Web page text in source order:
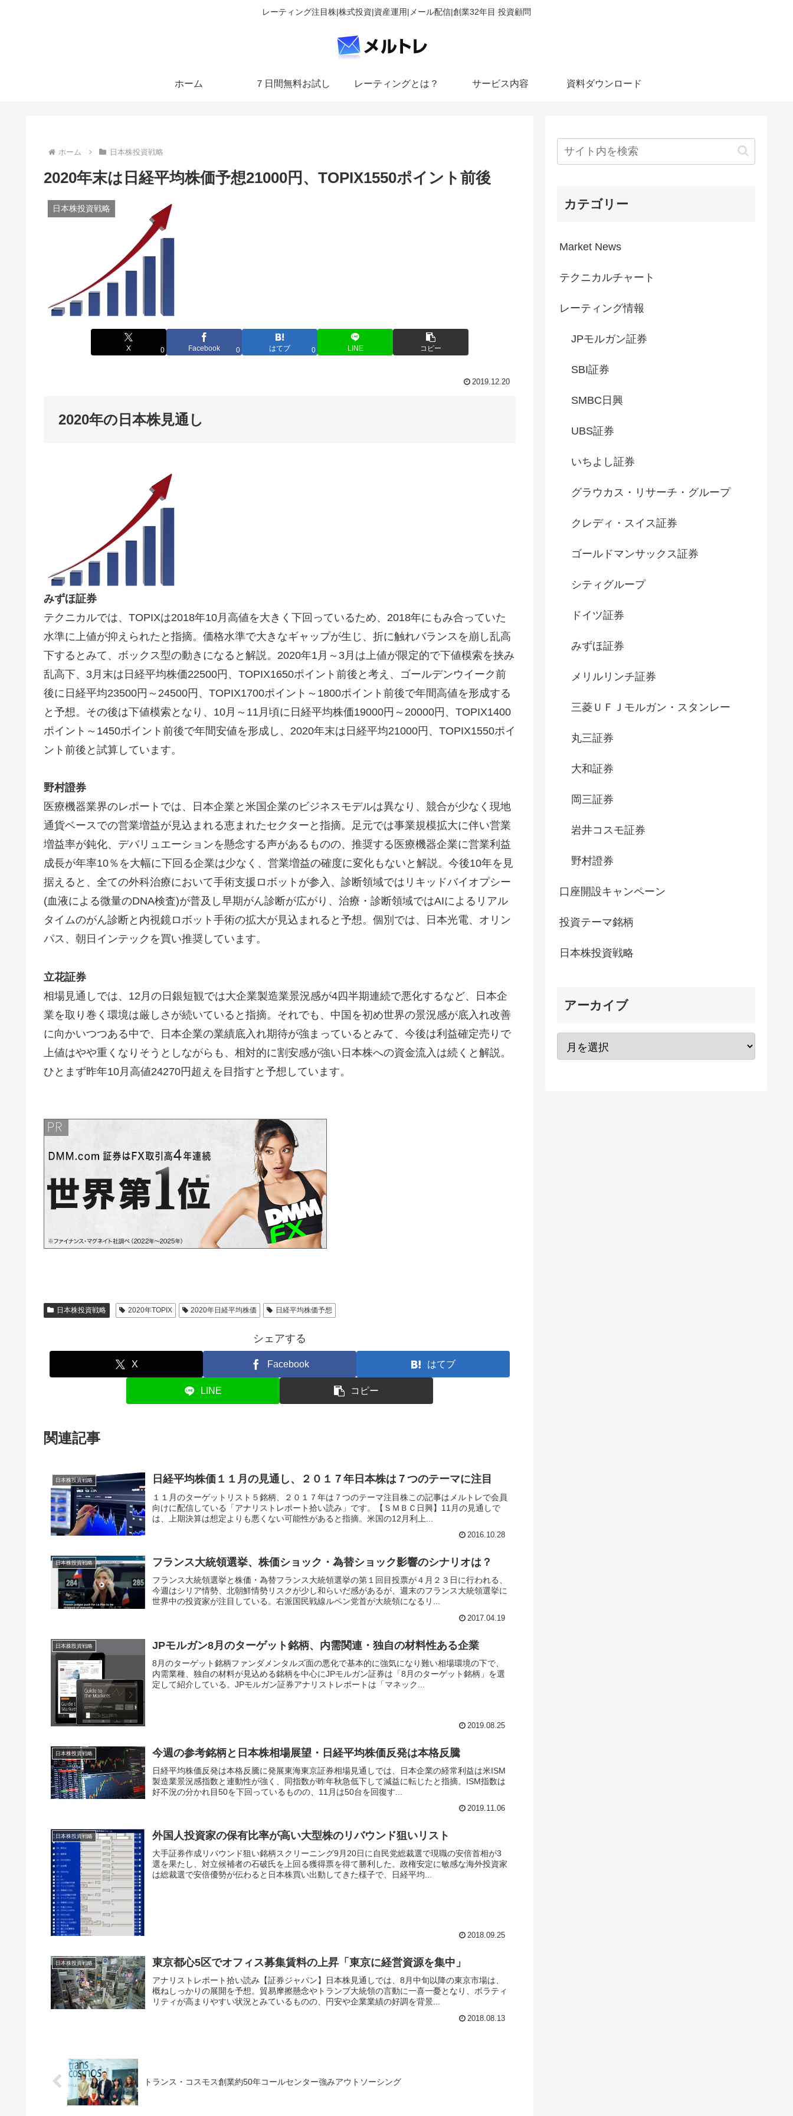
レーティング注目株|株式投資|資産運用|メール配信|創業32年目 投資顧問
ホーム ７日間無料お試し レーティングとは？ サービス内容 資料ダウンロード
ホーム 日本株投資戦略
2020年末は日経平均株価予想21000円、TOPIX1550ポイント前後
日本株投資戦略
X 0 Facebook 0 はてブ 0 LINE コピー
2019.12.20
2020年の日本株見通し
みずほ証券
テクニカルでは、TOPIXは2018年10月高値を大きく下回っているため、2018年にもみ合っていた
水準に上値が抑えられたと指摘。価格水準で大きなギャップが生じ、折に触れバランスを崩し乱高
下するとみて、ボックス型の動きになると解説。2020年1月～3月は上値が限定的で下値模索を挟み
乱高下、3月末は日経平均株価22500円、TOPIX1650ポイント前後と考え、ゴールデンウイーク前
後に日経平均23500円～24500円、TOPIX1700ポイント～1800ポイント前後で年間高値を形成する
と予想。その後は下値模索となり、10月～11月頃に日経平均株価19000円～20000円、TOPIX1400
ポイント～1450ポイント前後で年間安値を形成し、2020年末は日経平均21000円、TOPIX1550ポイ
ント前後と試算しています。
野村證券
医療機器業界のレポートでは、日本企業と米国企業のビジネスモデルは異なり、競合が少なく現地
通貨ベースでの営業増益が見込まれる恵まれたセクターと指摘。足元では事業規模拡大に伴い営業
増益率が鈍化、デバリュエーションを懸念する声があるものの、推奨する医療機器企業に営業利益
成長が年率10％を大幅に下回る企業は少なく、営業増益の確度に変化もないと解説。今後10年を見
据えると、全ての外科治療において手術支援ロボットが参入、診断領域ではリキッドバイオプシー
(血液による微量のDNA検査)が普及し早期がん診断が広がり、治療・診断領域ではAIによるリアル
タイムのがん診断と内視鏡ロボット手術の拡大が見込まれると予想。個別では、日本光電、オリン
パス、朝日インテックを買い推奨しています。
立花証券
相場見通しでは、12月の日銀短観では大企業製造業景況感が4四半期連続で悪化するなど、日本企
業を取り巻く環境は厳しさが続いていると指摘。それでも、中国を初め世界の景況感が底入れ改善
に向かいつつある中で、日本企業の業績底入れ期待が強まっているとみて、今後は利益確定売りで
上値はやや重くなりそうとしながらも、相対的に割安感が強い日本株への資金流入は続くと解説。
ひとまず昨年10月高値24270円超えを目指すと予想しています。
日本株投資戦略 2020年TOPIX 2020年日経平均株価 日経平均株価予想
シェアする
X Facebook はてブ
LINE コピー
関連記事
日本株投資戦略 日経平均株価１１月の見通し、２０１７年日本株は７つのテーマに注目
１１月のターゲットリスト５銘柄、２０１７年は７つのテーマ注目株この記事はメルトレで会員
向けに配信している「アナリストレポート拾い読み」です。【ＳＭＢＣ日興】11月の見通しで
は、上期決算は想定よりも悪くない可能性があると指摘。米国の12月利上...
2016.10.28
日本株投資戦略 フランス大統領選挙、株価ショック・為替ショック影響のシナリオは？
フランス大統領選挙と株価・為替フランス大統領選挙の第１回目投票が４月２３日に行われる、
今週はシリア情勢、北朝鮮情勢リスクが少し和らいだ感があるが、週末のフランス大統領選挙に
世界中の投資家が注目している。右派国民戦線ルペン党首が大統領になるリ...
2017.04.19
日本株投資戦略 JPモルガン8月のターゲット銘柄、内需関連・独自の材料性ある企業
8月のターゲット銘柄ファンダメンタルズ面の悪化で基本的に強気になり難い相場環境の下で、
内需業種、独自の材料が見込める銘柄を中心にJPモルガン証券は「8月のターゲット銘柄」を選
定して紹介している。JPモルガン証券アナリストレポートは「マネック...
2019.08.25
日本株投資戦略 今週の参考銘柄と日本株相場展望・日経平均株価反発は本格反騰
日経平均株価反発は本格反騰に発展東海東京証券相場見通しでは、日本企業の経常利益は米ISM
製造業景況感指数と連動性が強く、同指数が昨年秋急低下して減益に転じたと指摘。ISM指数は
好不況の分かれ目50を下回っているものの、11月は50台を回復す...
2019.11.06
日本株投資戦略 外国人投資家の保有比率が高い大型株のリバウンド狙いリスト
大手証券作成リバウンド狙い銘柄スクリーニング9月20日に自民党総裁選で現職の安倍首相が3
選を果たし、対立候補者の石破氏を上回る獲得票を得て勝利した。政権安定に敏感な海外投資家
は総裁選で安倍優勢が伝わると日本株買い出動してきた様子で、日経平均...
2018.09.25
日本株投資戦略 東京都心5区でオフィス募集賃料の上昇「東京に経営資源を集中」
アナリストレポート拾い読み【証券ジャパン】日本株見通しでは、8月中旬以降の東京市場は、
概ねしっかりの展開を予想。貿易摩擦懸念やトランプ大統領の言動に一喜一憂となり、ボラティ
リティが高まりやすい状況とみているものの、円安や企業業績の好調を背景...
2018.08.13
トランス・コスモス創業約50年コールセンター強みアウトソーシング
カテゴリー
Market News
テクニカルチャート
レーティング情報
JPモルガン証券
SBI証券
SMBC日興
UBS証券
いちよし証券
グラウカス・リサーチ・グループ
クレディ・スイス証券
ゴールドマンサックス証券
シティグループ
ドイツ証券
みずほ証券
メリルリンチ証券
三菱ＵＦＪモルガン・スタンレー
丸三証券
大和証券
岡三証券
岩井コスモ証券
野村證券
口座開設キャンペーン
投資テーマ銘柄
日本株投資戦略
アーカイブ